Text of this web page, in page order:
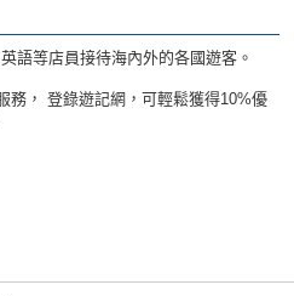
語等店員接待海內外的各國遊客。
務， 登錄遊記網，可輕鬆獲得10%優